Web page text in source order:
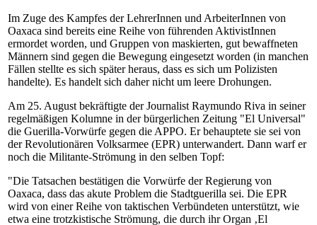
Im Zuge des Kampfes der LehrerInnen und ArbeiterInnen von
Oaxaca sind bereits eine Reihe von führenden AktivistInnen
ermordet worden, und Gruppen von maskierten, gut bewaffneten
Männern sind gegen die Bewegung eingesetzt worden (in manchen
Fällen stellte es sich später heraus, dass es sich um Polizisten
handelte). Es handelt sich daher nicht um leere Drohungen.
Am 25. August bekräftigte der Journalist Raymundo Riva in seiner
regelmäßigen Kolumne in der bürgerlichen Zeitung "El Universal"
die Guerilla-Vorwürfe gegen die APPO. Er behauptete sie sei von
der Revolutionären Volksarmee (EPR) unterwandert. Dann warf er
noch die Militante-Strömung in den selben Topf:
"Die Tatsachen bestätigen die Vorwürfe der Regierung von
Oaxaca, dass das akute Problem die Stadtguerilla sei. Die EPR
wird von einer Reihe von taktischen Verbündeten unterstützt, wie
etwa eine trotzkistische Strömung, die durch ihr Organ ‚El